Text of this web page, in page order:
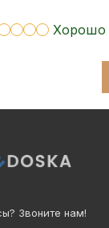
Хорошо
Звоните нам!